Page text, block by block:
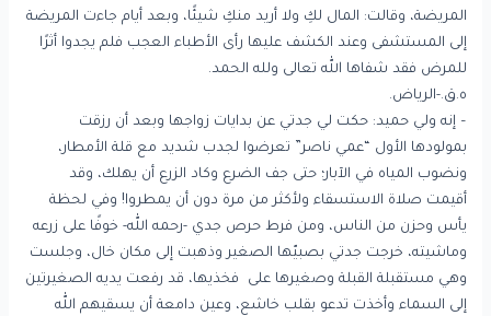
المريضة، وقالت: المال لكِ ولا أريد منكِ شيئًا، وبعد أيام جاءت المريضة
إلى المستشفى وعند الكشف عليها رأى الأطباء العجب فلم يجدوا أثرًا
للمرض فقد شفاها الله تعالى ولله الحمد.
ه.ق.-الرياض.
– إنه ولي حميد: حكت لي جدتي عن بدايات زواجها وبعد أن رزقت
بمولودها الأول “عمي ناصر” تعرضوا لجدب شديد مع قلة الأمطار،
ونضوب المياه في الآبار؛ حتى جف الضرع وكاد الزرع أن يهلك، وقد
أقيمت صلاة الاستسقاء ولأكثر من مرة دون أن يمطروا! وفي لحظة
يأس وحزن من الناس، ومن فرط حرص جدي -رحمه الله- خوفًا على زرعه
وماشيته، خرجت جدتي بصبيّها الصغير وذهبت إلى مكان خال، وجلست
وهي مستقبلة القبلة وصغيرها على فخذيها، قد رفعت يديه الصغيرتين
إلى السماء وأخذت تدعو بقلب خاشع، وعين دامعة أن يسقيهم الله